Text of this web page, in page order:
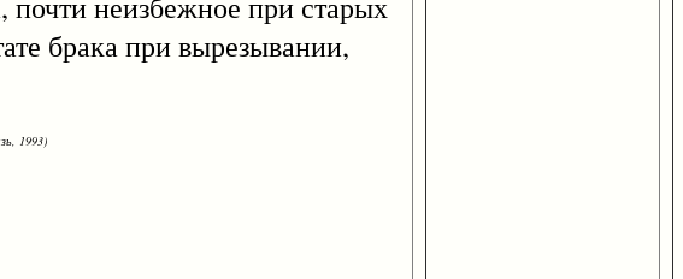
брака при вырезывании,
1993)